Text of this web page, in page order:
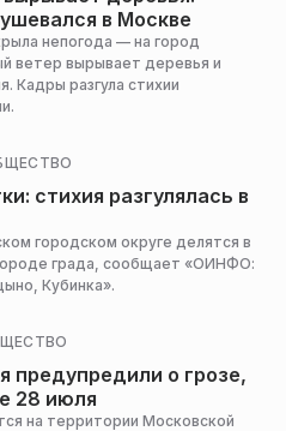
в Москве
непогода — на город
ветер вырывает деревья и
Кадры разгула стихии
стихия разгулялась в
городском округе делятся в
града, сообщает «ОИНФО:
Кубинка».
о грозе,
28 июля
на территории Московской